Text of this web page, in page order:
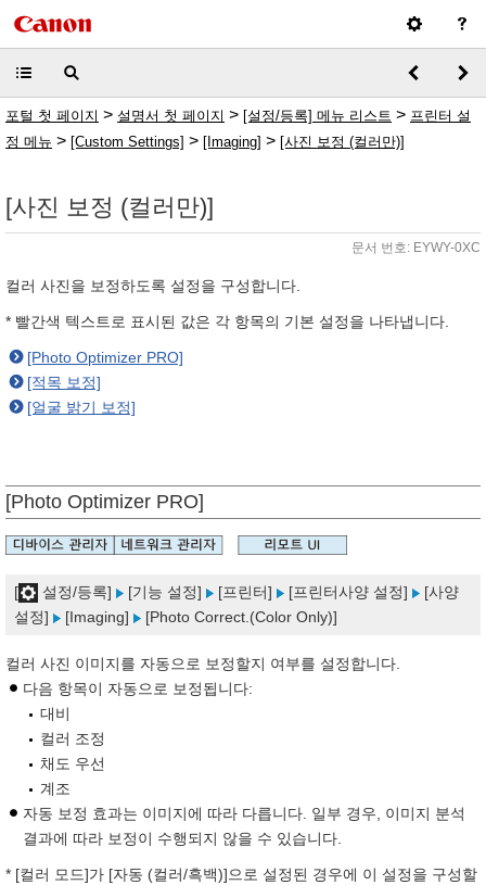
포털 첫 페이지 > 설명서 첫 페이지 > [설정/등록] 메뉴 리스트 > 프린터 설
정 메뉴 > [Custom Settings] > [Imaging] > [사진 보정 (컬러만)]
[사진 보정 (컬러만)]
문서 번호: EYWY-0XC
컬러 사진을 보정하도록 설정을 구성합니다.
* 빨간색 텍스트로 표시된 값은 각 항목의 기본 설정을 나타냅니다.
[Photo Optimizer PRO]
[적목 보정]
[얼굴 밝기 보정]
[Photo Optimizer PRO]
[ 설정/등록] [기능 설정] [프린터] [프린터사양 설정]
[사양
설정]
[Imaging] [Photo Correct.(Color Only)]
컬러 사진 이미지를 자동으로 보정할지 여부를 설정합니다.
다음 항목이 자동으로 보정됩니다:
대비
컬러 조정
채도 우선
계조
자동 보정 효과는 이미지에 따라 다릅니다. 일부 경우, 이미지 분석
결과에 따라 보정이 수행되지 않을 수 있습니다.
* [컬러 모드]가 [자동 (컬러/흑백)]으로 설정된 경우에 이 설정을 구성할